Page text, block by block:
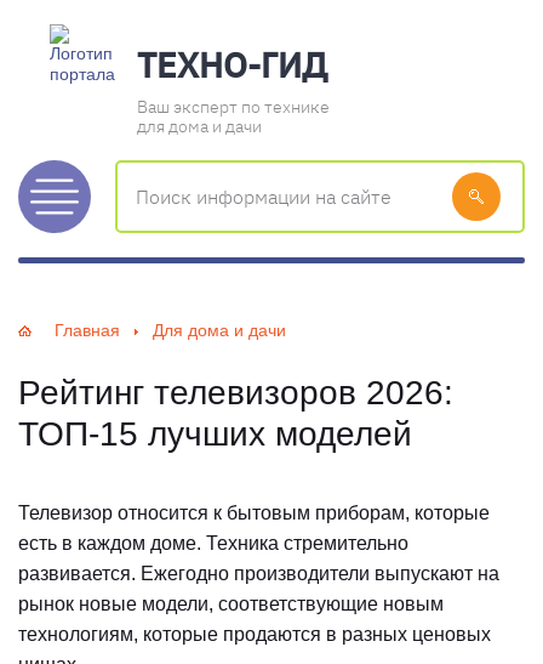
ТЕХНО-ГИД
Ваш эксперт по технике
для дома и дачи
Главная Для дома и дачи
Рейтинг телевизоров 2026:
ТОП-15 лучших моделей
Телевизор относится к бытовым приборам, которые
есть в каждом доме. Техника стремительно
развивается. Ежегодно производители выпускают на
рынок новые модели, соответствующие новым
технологиям, которые продаются в разных ценовых